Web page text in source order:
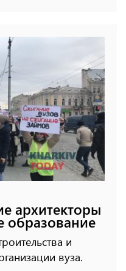
архитекторы
образование
и
вуза.